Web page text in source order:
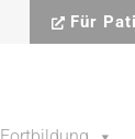
Für